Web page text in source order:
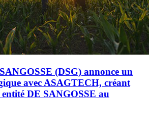
(DSG) annonce un
avec ASAGTECH, créant
DE SANGOSSE au